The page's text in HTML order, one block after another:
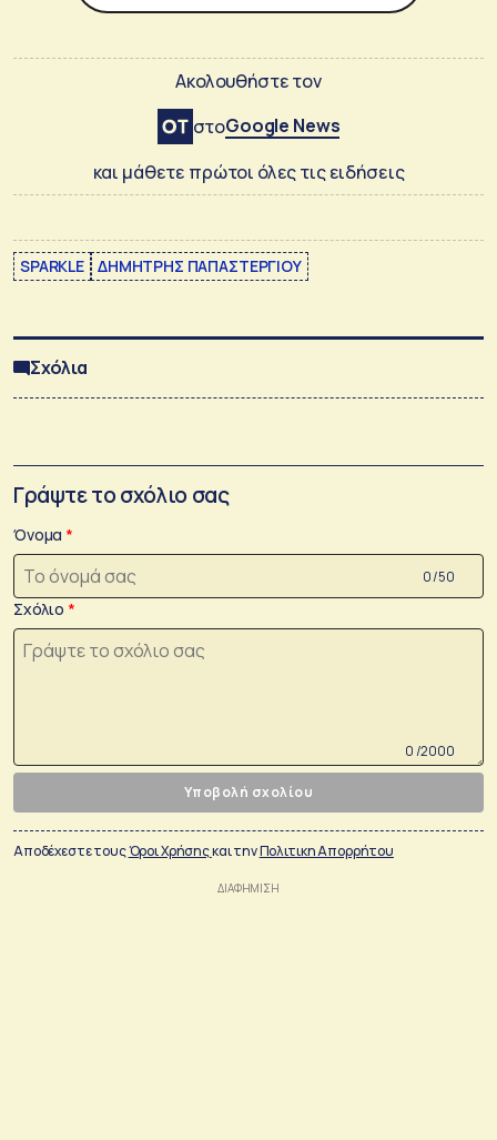
Ακολουθήστε τον
στοGoogle News
και μάθετε πρώτοι όλες τις ειδήσεις
SPARKLE ΔΗΜΗΤΡΗΣ ΠΑΠΑΣΤΕΡΓΙΟΥ
Σχόλια
Γράψτε το σχόλιο σας
Όνομα
0 /50
Σχόλιο
0 /2000
Υποβολή σχολίου
Αποδέχεστε τουςΌροι Χρήσηςκαι τηνΠολιτικη Απορρήτου